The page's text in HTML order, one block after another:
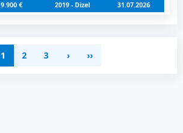
9.900 € 2019 - Dizel 31.07.2026
1 2 3 › ››